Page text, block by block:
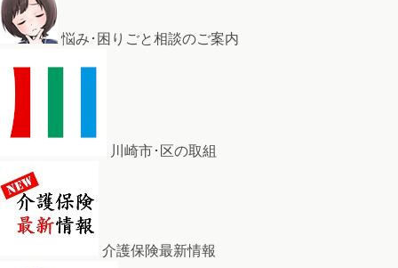
悩み･困りごと相談のご案内
川崎市･区の取組
介護保険最新情報